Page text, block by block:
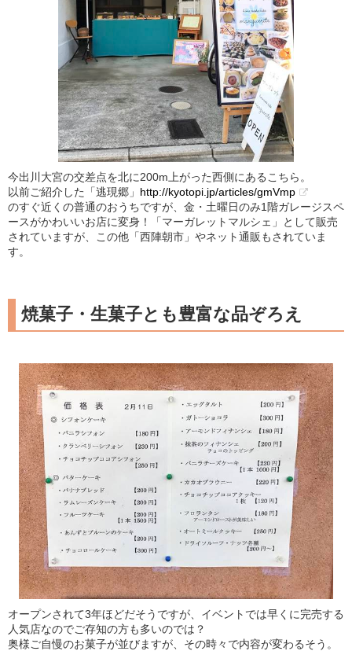
今出川大宮の交差点を北に200m上がった西側にあるこちら。
以前ご紹介した「逃現郷」 http://kyotopi.jp/articles/gmVmp
のすぐ近くの普通のおうちですが、金・土曜日のみ1階ガレージスペ
ースがかわいいお店に変身！「マーガレットマルシェ」として販売
されていますが、この他「西陣朝市」やネット通販もされていま
す。
焼菓子・生菓子とも豊富な品ぞろえ
オープンされて3年ほどだそうですが、イベントでは早くに完売する
人気店なのでご存知の方も多いのでは？
奥様ご自慢のお菓子が並びますが、その時々で内容が変わるそう。